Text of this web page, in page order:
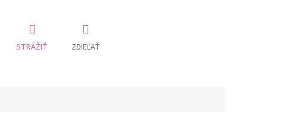
STRÁŽIŤ ZDIEĽAŤ